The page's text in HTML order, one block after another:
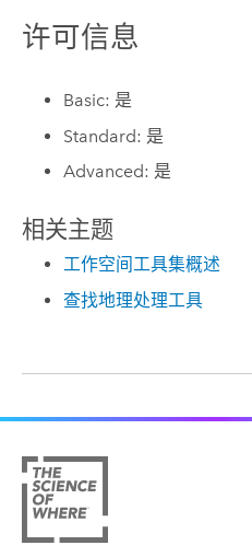
许可信息
Basic: 是
Standard: 是
Advanced: 是
相关主题
工作空间工具集概述
查找地理处理工具